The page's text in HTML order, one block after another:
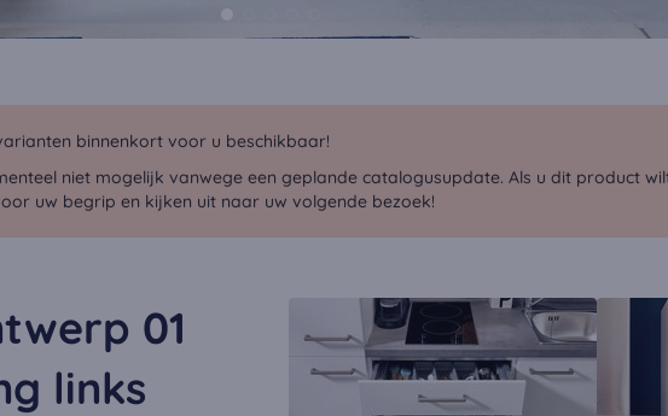
binnenkort voor u beschikbaar!
niet mogelijk vanwege een geplande catalogusupdate. Als u dit product
uw begrip en kijken uit naar uw volgende bezoek!
01
links